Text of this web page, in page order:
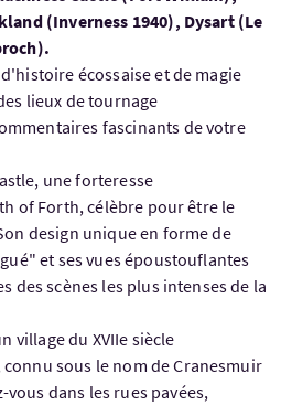
(Inverness 1940), Dysart (Le
écossaise et de magie
lieux de tournage
fascinants de votre
une forteresse
of Forth, célèbre pour être le
design unique en forme de
et ses vues époustouflantes
des scènes les plus intenses de la
village du XVIIe siècle
sous le nom de Cranesmuir
dans les rues pavées,